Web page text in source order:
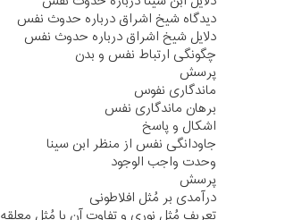
دیدگاه شیخ اشراق درباره حدوث نفس
دلایل شیخ اشراق درباره حدوث نفس
چگونگی ارتباط نفس و بدن
پرسش
ماندگاری نفوس
برهان ماندگاری نفس
اشکال و پاسخ
جاودانگی نفس از منظر ابن سینا
وحدت واجب الوجود
پرسش
درآمدی بر مُثل افلاطونی